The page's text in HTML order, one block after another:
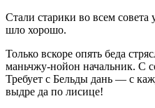
Стали старики во всем
шло хорошо.
Только вскоре опять беда
маньчжу-нойон начальник. С
Требует с Бельды дань — с
выдре да по лисице!